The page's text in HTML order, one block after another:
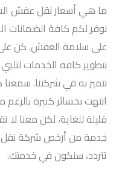
ما هي أسعار نقل عفش
نوفر لكم كافة
على سلامة العفش. كن على
بتطوير كافة الخدمات
نتميز به في شركتنا. سمعنا
انتهت بخسائر كبيرة
قليلة للغاية، لكن معنا
خدمة من أرخص شركة نقل
تتردد، سنكون في خدمتك.